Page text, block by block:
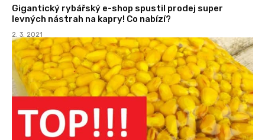
Gigantický rybářský e-shop spustil prodej super
levných nástrah na kapry! Co nabízí?
2. 3. 2021